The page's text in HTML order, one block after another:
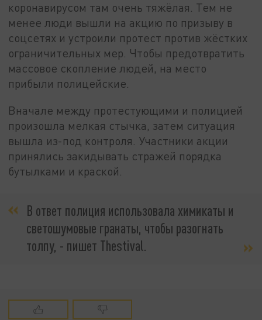
коронавирусом там очень тяжёлая. Тем не
менее люди вышли на акцию по призыву в
соцсетях и устроили протест против жёстких
ограничительных мер. Чтобы предотвратить
массовое скопление людей, на место
прибыли полицейские.
Вначале между протестующими и полицией
произошла мелкая стычка, затем ситуация
вышла из-под контроля. Участники акции
принялись закидывать стражей порядка
бутылками и краской.
В ответ полиция использовала химикаты и
светошумовые гранаты, чтобы разогнать
толпу, - пишет Thestival.